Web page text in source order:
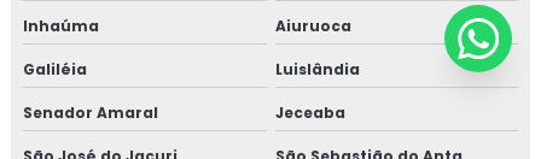
Inhaúma Aiuruoca
Galiléia Luislândia
Senador Amaral Jeceaba